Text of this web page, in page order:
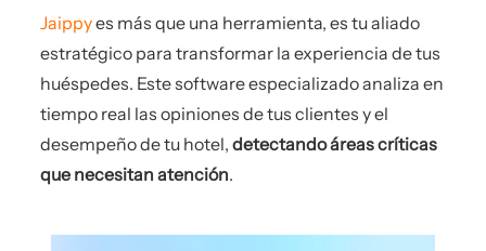
Jaippyes más que una herramienta, es tu aliado
estratégico para transformar la experiencia de tus
huéspedes. Este software especializado analiza en
tiempo real las opiniones de tus clientes y el
desempeño de tu hotel,detectando áreas críticas
que necesitan atención.